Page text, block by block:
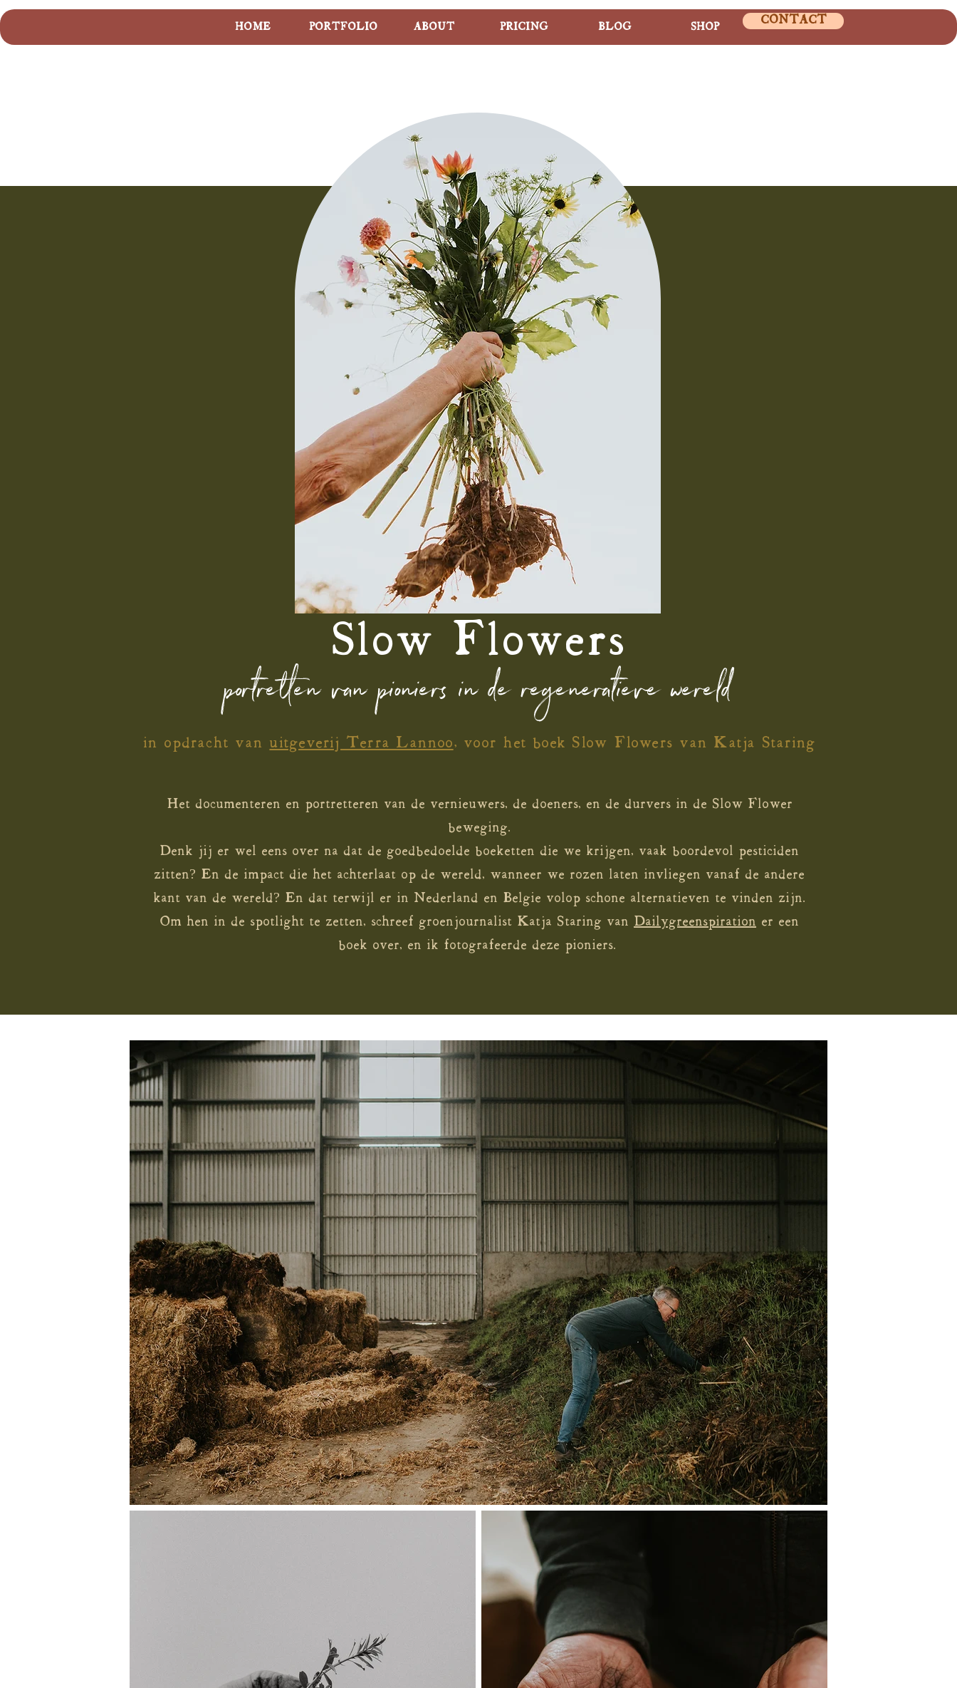
HOME PORTFOLIO ABOUT PRICING BLOG SHOP CONTACT
portretten van pioniers in de regeneratieve wereld
Slow Flowers
in opdracht van uitgeverij Terra Lannoo, voor het boek Slow Flowers van Katja Staring
Het documenteren en portretteren van de vernieuwers, de doeners, en de durvers in de Slow Flower
beweging.
Denk jij er wel eens over na dat de goedbedoelde boeketten die we krijgen, vaak boordevol pesticiden
zitten? En de impact die het achterlaat op de wereld, wanneer we rozen laten invliegen vanaf de andere
kant van de wereld? En dat terwijl er in Nederland en Belgie volop schone alternatieven te vinden zijn.
Om hen in de spotlight te zetten, schreef groenjournalist Katja Staring van Dailygreenspiration er een
boek over, en ik fotografeerde deze pioniers.